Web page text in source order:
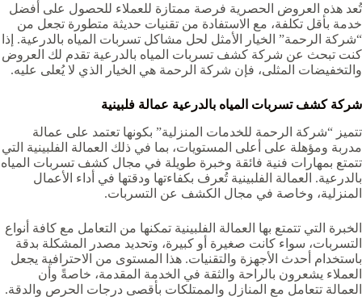
تُعد هذه العروض الحصرية فرصة ممتازة للعملاء للحصول على أفضل
خدمة بأقل تكلفة، مع الاستفادة من تقنيات حديثة متطورة تجعل من
“شركة الرحمة” الخيار الأمثل لحل مشاكل تسربات المياه بالدرعية. إذا
كنت تبحث عن شركة كشف تسربات المياه بالدرعية تقدم لك العروض
والتخفيضات المثلى، فإن شركة الرحمة هي الخيار الذي لا يُعلى عليه.
شركة كشف تسربات المياه بالدرعية عمالة فلبينية
تتميز “شركة الرحمة للخدمات المنزلية” بكونها تعتمد على عمالة
مدربة ومؤهلة على أعلى المستويات، بما في ذلك العمالة الفلبينية التي
تتمتع بمهارات فنية فائقة وخبرة طويلة في مجال كشف تسربات المياه
بالدرعية. العمالة الفلبينية تُعرف بكفاءتها ودقتها في أداء الأعمال
المنزلية، وخاصة في مجال الكشف عن التسربات.
الخبرة التي تتمتع بها العمالة الفلبينية تمكنها من التعامل مع كافة أنواع
التسربات، سواء كانت صغيرة أو كبيرة، وتحديد مصدر المشكلة بدقة
باستخدام أحدث الأجهزة والتقنيات. هذا المستوى من الاحترافية يجعل
العملاء يشعرون بالراحة والثقة في الخدمة المقدمة، خاصةً وأن
العمالة تتعامل مع المنازل والممتلكات بأقصى درجات الحرص والدقة.